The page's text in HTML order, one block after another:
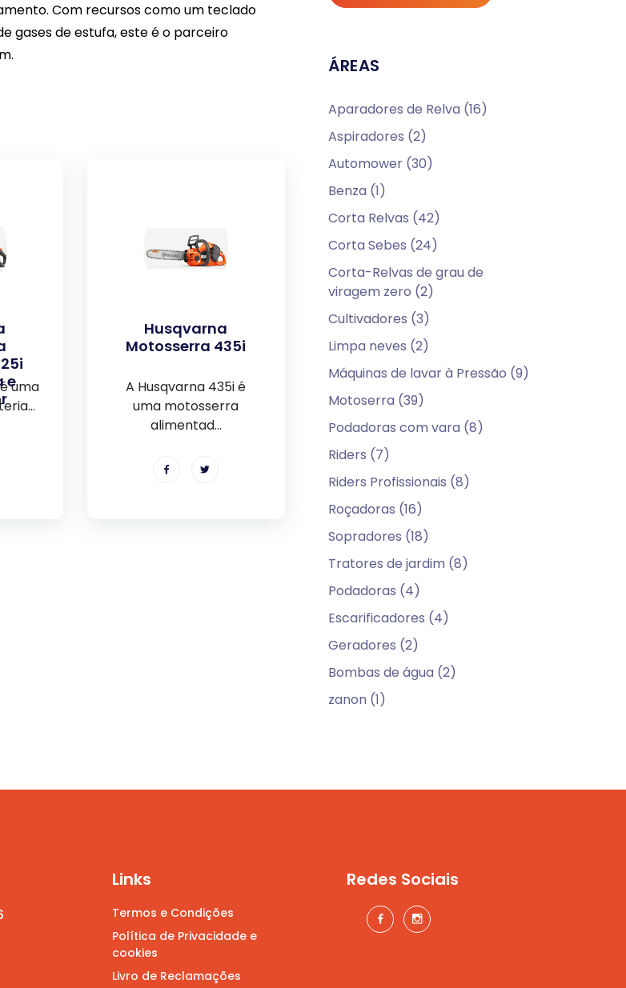
Com recursos como um teclado
gases de estufa, este é o parceiro
euma
Husqvarna
Motosserra 435i
A Husqvarna 435i é
uma motosserra
alimentad...
ÁREAS
Aparadores de Relva (16)
Aspiradores (2)
Automower (30)
Benza (1)
Corta Relvas (42)
Corta Sebes (24)
Corta-Relvas de grau de
viragem zero (2)
Cultivadores (3)
Limpa neves (2)
Máquinas de lavar à Pressão (9)
Motoserra (39)
Podadoras com vara (8)
Riders (7)
Riders Profissionais (8)
Roçadoras (16)
Sopradores (18)
Tratores de jardim (8)
Podadoras (4)
Escarificadores (4)
Geradores (2)
Bombas de água (2)
zanon (1)
Links
Termos e Condições
Política de Privacidade e
cookies
Livro de Reclamações
Redes Sociais